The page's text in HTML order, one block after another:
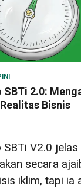
2.0:
Bisnis
V2.0 jelas
secara
iklim, tapi ia